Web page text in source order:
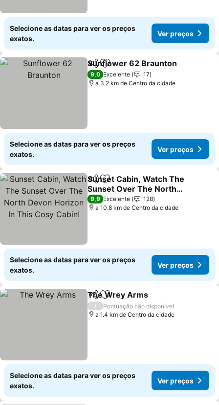
Selecione as datas para ver os preços
exatos.
Ver preços
PartilharAdicionar aos favoritos
Sunflower 62 Braunton
9,0 Excelente
17
a 3.2 km de Centro da cidade
Selecione as datas para ver os preços
exatos.
Ver preços
PartilharAdicionar aos favoritos
Sunset Cabin, Watch The
Sunset Over The North
Devon Horizon In This
Cosy Cabin!
Ver preços
9,9 Excelente
128
a 10.8 km de Centro da cidade
Selecione as datas para ver os preços
exatos.
Ver preços
PartilharAdicionar aos favoritos
The Wrey Arms
/
Pontuação não disponível
a 1.4 km de Centro da cidade
Selecione as datas para ver os preços
exatos.
Ver preços